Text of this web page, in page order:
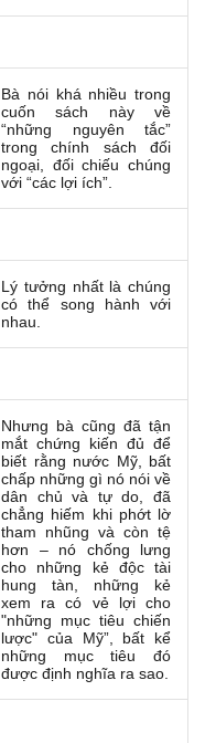
Bà nói khá nhiều trong
cuốn sách này về
“những nguyên tắc”
trong chính sách đối
ngoại, đối chiếu chúng
với “các lợi ích”.
Lý tưởng nhất là chúng
có thể song hành với
nhau.
Nhưng bà cũng đã tận
mắt chứng kiến đủ để
biết rằng nước Mỹ, bất
chấp những gì nó nói về
dân chủ và tự do, đã
chẳng hiếm khi phớt lờ
tham nhũng và còn tệ
hơn – nó chống lưng
cho những kẻ độc tài
hung tàn, những kẻ
xem ra có vẻ lợi cho
"những mục tiêu chiến
lược" của Mỹ”, bất kể
những mục tiêu đó
được định nghĩa ra sao.